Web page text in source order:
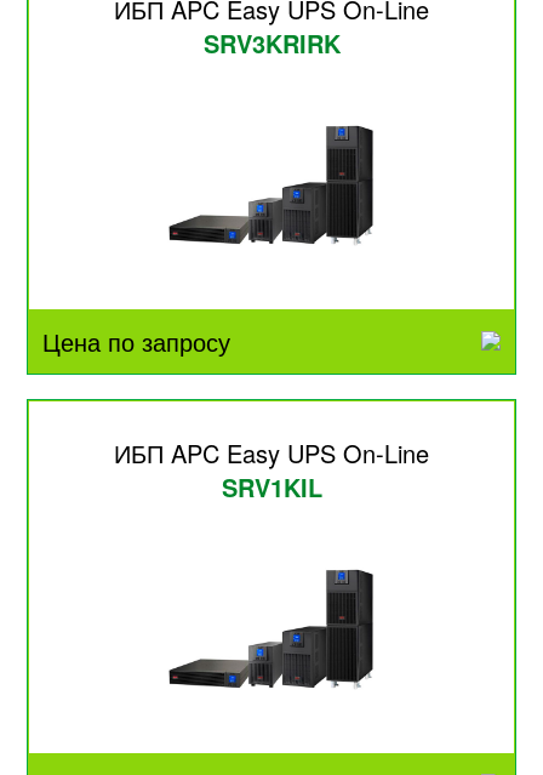
ИБП APC Easy UPS On-Line
SRV3KRIRK
Цена по запросу
ИБП APC Easy UPS On-Line
SRV1KIL